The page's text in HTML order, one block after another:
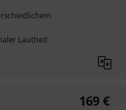
Lautheit
169 €